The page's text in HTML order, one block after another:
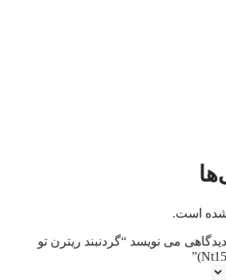
است.
می نویسد “گردنبند ریترن تو